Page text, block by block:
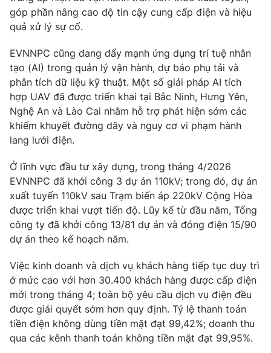
THỜI BÁO VTV
Theo dõi báo trên
Cơ quan chủ quản: Đài Truyền hình Việt Nam
Cơ quan báo chí:
Thời báo VTV
Giấy phép hoạt động báo in và báo điện tử số 483/GP-BTTTT
cấp ngày 29/12/2023
Phó Tổng Biên tập:Nguyễn Thị Mỹ Hạnh, Phạm Quốc Thắng,
Nguyễn Trọng Ninh
Tổng đài VTV:024.38 355 931 - 024.38 355 932
Ðiện thoại Thời báo VTV:024.66 897 897
Email: toasoan@vtv.vn
Liên hệ quảng cáo:
024-7300.7108
góp phần nâng cao độ tin cậy cung cấp điện và hiệu
quả xử lý sự cố.
EVNNPC cũng đang đẩy mạnh ứng dụng trí tuệ nhân
tạo (AI) trong quản lý vận hành, dự báo phụ tải và
phân tích dữ liệu kỹ thuật. Một số giải pháp AI tích
hợp UAV đã được triển khai tại Bắc Ninh, Hưng Yên,
Nghệ An và Lào Cai nhằm hỗ trợ phát hiện sớm các
khiếm khuyết đường dây và nguy cơ vi phạm hành
lang lưới điện.
Ở lĩnh vực đầu tư xây dựng, trong tháng 4/2026
EVNNPC đã khởi công 3 dự án 110kV; trong đó, dự án
xuất tuyến 110kV sau Trạm biến áp 220kV Cộng Hòa
được triển khai vượt tiến độ. Lũy kế từ đầu năm, Tổng
công ty đã khởi công 13/81 dự án và đóng điện 15/90
dự án theo kế hoạch năm.
Việc kinh doanh và dịch vụ khách hàng tiếp tục duy trì
ở mức cao với hơn 30.400 khách hàng được cấp điện
mới trong tháng 4; toàn bộ yêu cầu dịch vụ điện đều
được giải quyết sớm hơn quy định. Tỷ lệ thanh toán
tiền điện không dùng tiền mặt đạt 99,42%; doanh thu
qua các kênh thanh toán không tiền mặt đạt 99,95%.